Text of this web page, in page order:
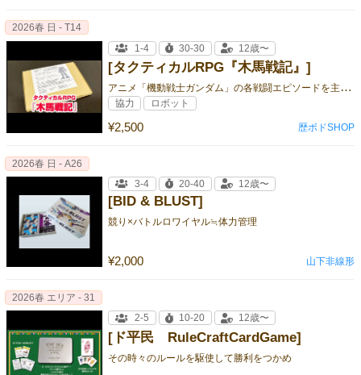
[タクティカルRPG『木馬戦記』]
ア
ニメ「機動戦士ガンダム」の各戦闘エピソードを主人公の種族する連邦軍ホワイトベースチームの視点から再現したゲーム
¥2,500
2026春 日 - T14
1-4
30-30 12歳〜
協力 ロボット
歴ボドSHOP
[BID & BLUST]
競り×バトルロワイヤル≒体力管理
¥2,000
2026春 日 - A26
3-4
20-40 12歳〜
山下非線形
[ド平民 RuleCraftCardGame]
その時々のルールを駆使して勝利をつかめ
2026春 エリア - 31
2-5
10-20 12歳〜